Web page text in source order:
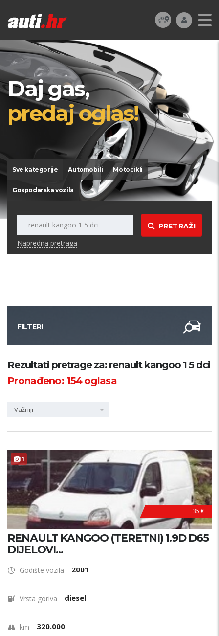
Daj gas,
predaj oglas!
Sve kategorije Automobili Motocikli
Gospodarska vozila
PRETRAŽI
Napredna pretraga
FILTERI
Kategorija
PRETRAŽI
Rezultati pretrage za: renault kangoo 1 5 dci
Pronađeno: 154oglasa
Važniji
1
35 €
RENAULT KANGOO (TERETNI) 1.9D D65
DIJELOVI...
Godište vozila 2001
Vrsta goriva diesel
km 320.000